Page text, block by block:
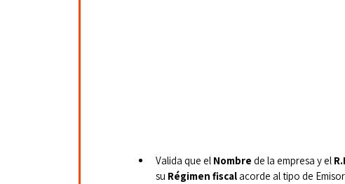
Valida que el Nombre de la empresa y el
su Régimen fiscal acorde al tipo de